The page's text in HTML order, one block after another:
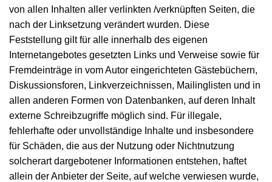
von allen Inhalten aller verlinkten /verknüpften Seiten, die
nach der Linksetzung verändert wurden. Diese
Feststellung gilt für alle innerhalb des eigenen
Internetangebotes gesetzten Links und Verweise sowie für
Fremdeinträge in vom Autor eingerichteten Gästebüchern,
Diskussionsforen, Linkverzeichnissen, Mailinglisten und in
allen anderen Formen von Datenbanken, auf deren Inhalt
externe Schreibzugriffe möglich sind. Für illegale,
fehlerhafte oder unvollständige Inhalte und insbesondere
für Schäden, die aus der Nutzung oder Nichtnutzung
solcherart dargebotener Informationen entstehen, haftet
allein der Anbieter der Seite, auf welche verwiesen wurde,